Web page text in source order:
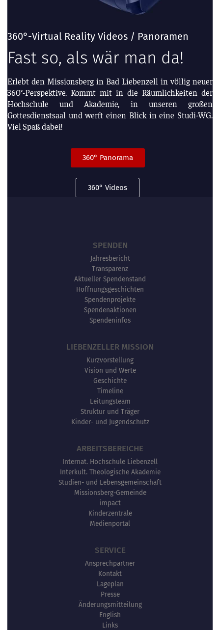
360°-Virtual Reality Videos / Panoramen
Fast so, als wär man da!
Erlebt den Missionsberg in Bad Liebenzell in völlig neuer
360°-Perspektive. Kommt mit in die Räumlichkeiten der
Hochschule und Akademie, in unseren großen
Gottesdienstsaal und werft einen Blick in eine Studi-WG.
Viel Spaß dabei!
360° Panorama
360° Videos
SPENDEN
Jahresbericht
Transparenz
Aktueller Spendenstand
Hoffnungsgeschichten
Spendenprojekte
Spendenaktionen
Spendeninfos
LIEBENZELLER MISSION
Kurzvorstellung
Vision und Werte
Geschichte
Timeline
Leitungsteam
Struktur und Träger
Kinder- und Jugendschutz
ARBEITSBEREICHE
Internat. Hochschule Liebenzell
Interkult. Theologische Akademie
Studien- und Lebensgemeinschaft
Missionsberg-Gemeinde
impact
Kinderzentrale
Medienportal
SERVICE
Ansprechpartner
Kontakt
Lageplan
Presse
Änderungsmitteilung
English
Links